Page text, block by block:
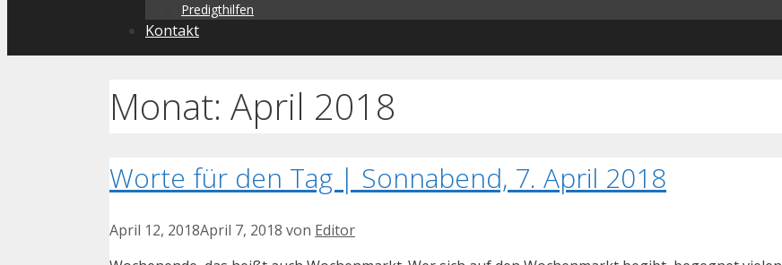
Predigthilfen
Kontakt
Monat: April 2018
Worte für den Tag | Sonnabend, 7. April 2018
April 12, 2018April 7, 2018 von Editor